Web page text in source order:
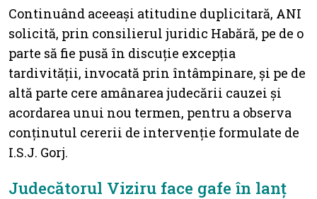
Continuând aceeași atitudine duplicitară, ANI
solicită, prin consilierul juridic Habără, pe de o
parte să fie pusă în discuție excepția
tardivității, invocată prin întâmpinare, și pe de
altă parte cere amânarea judecării cauzei și
acordarea unui nou termen, pentru a observa
conținutul cererii de intervenție formulate de
I.S.J. Gorj.
Judecătorul Viziru face gafe în lanț